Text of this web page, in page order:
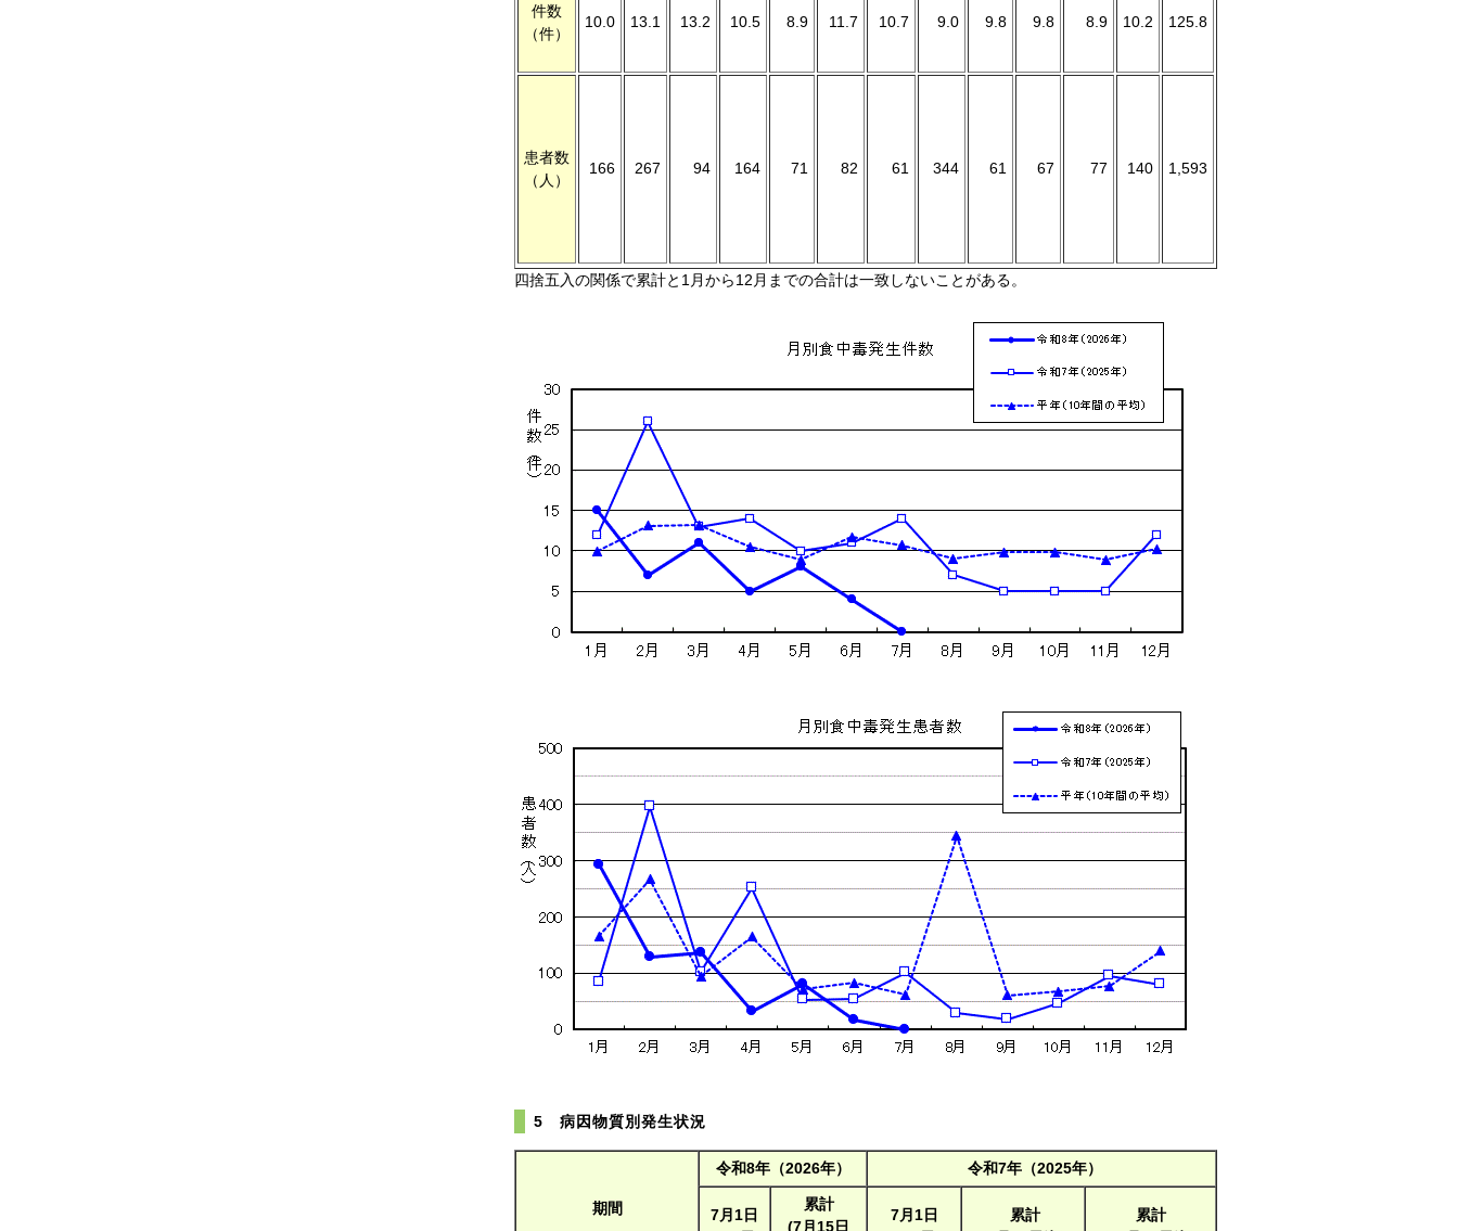
件数
（件）
10.0 13.1 13.2 10.5 8.9 11.7 10.7 9.0 9.8 9.8 8.9 10.2 125.8
患者数
（人）
166 267 94 164 71 82 61 344 61 67 77 140 1,593
四捨五入の関係で累計と1月から12月までの合計は一致しないことがある。
5 病因物質別発生状況
期間
令和8年（2026年） 令和7年（2025年）
7月1日
累計
(7月15日
7月1日
累計
累計